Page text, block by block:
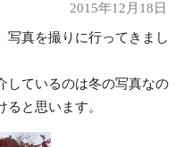
2015年12月18日
写真を撮りに行ってきまし
しているのは冬の写真なの
と思います。